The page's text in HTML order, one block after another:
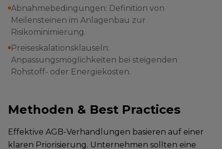
Abnahmebedingungen: Definition von
Meilensteinen im Anlagenbau zur
Risikominimierung.
Preiseskalationsklauseln:
Anpassungsmöglichkeiten bei steigenden
Rohstoff- oder Energiekosten.
Methoden & Best Practices
Effektive AGB-Verhandlungen basieren auf einer
klaren Priorisierung. Unternehmen sollten eine